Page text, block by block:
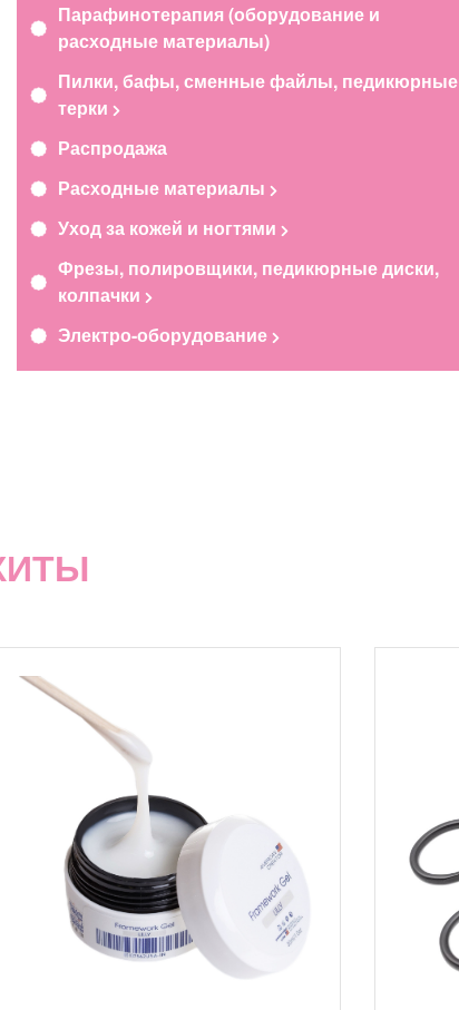
Парафинотерапия (оборудование и
расходные материалы)
Пилки, бафы, сменные файлы, педикюрные
терки
Распродажа
Расходные материалы
Уход за кожей и ногтями
Фрезы, полировщики, педикюрные диски,
колпачки
Электро-оборудование